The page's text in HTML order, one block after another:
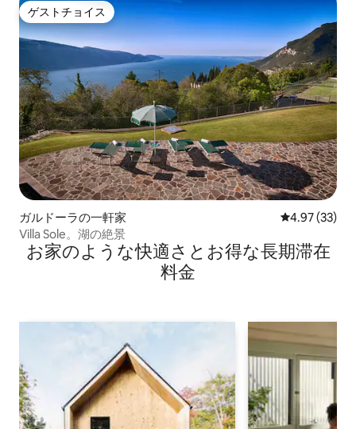
ゲストチョイス
ゲストチョイス
ガルドーラの一軒家 レビュー33
4.97 (33)
Villa Sole。湖の絶景
お家のような快⁠適⁠さ⁠とお⁠得⁠な長⁠期⁠滞⁠在
料⁠金